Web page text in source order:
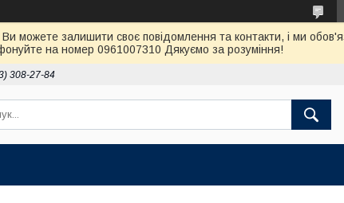
можете залишити своє повідомлення та контакти, і ми
на номер 0961007310 Дякуємо за розуміння!
308-27-84